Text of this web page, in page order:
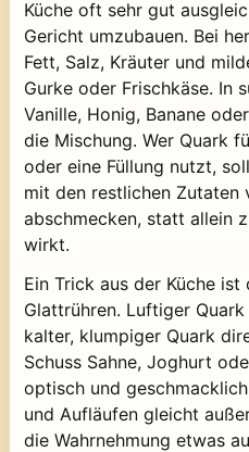
Küche oft sehr gut
Gericht umzubauen. Bei
Fett, Salz, Kräuter und
Gurke oder Frischkäse. In
Vanille, Honig, Banane
die Mischung. Wer Quark
oder eine Füllung nutzt,
mit den restlichen Zutaten
abschmecken, statt allein
wirkt.
Ein Trick aus der Küche ist
Glattrühren. Luftiger
kalter, klumpiger Quark
Schuss Sahne, Joghurt
optisch und
und Aufläufen gleicht
die Wahrnehmung etwas